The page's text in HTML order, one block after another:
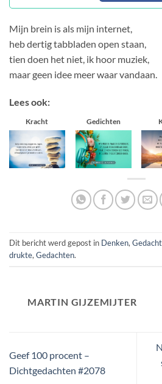
Mijn brein is als mijn internet,
heb dertig tabbladen open staan,
tien doen het niet, ik hoor muziek,
maar geen idee meer waar vandaan.
Lees ook:
Kracht Gedichten
Dit bericht werd gepost in Denken,
drukte, Gedachten.
MARTIN GIJZEMIJTER
Geef 100 procent –
Dichtgedachten #2078